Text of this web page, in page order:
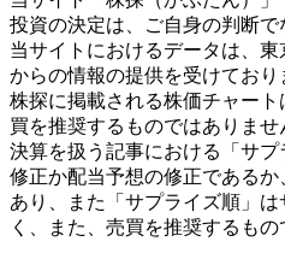
投資の決定は、ご自身の判断で
当サイトにおけるデータは、東
からの情報の提供を受けてお
株探に掲載される株価チャー
買を推奨するものではありませ
決算を扱う記事における「サ
修正か配当予想の修正である
あり、また「サプライズ順」
く、また、売買を推奨するもの